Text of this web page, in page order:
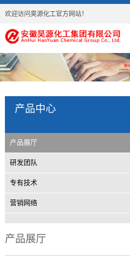
欢迎访问昊源化工官方网站！
产品中心
产品展厅
研发团队
专有技术
营销网络
产品展厅